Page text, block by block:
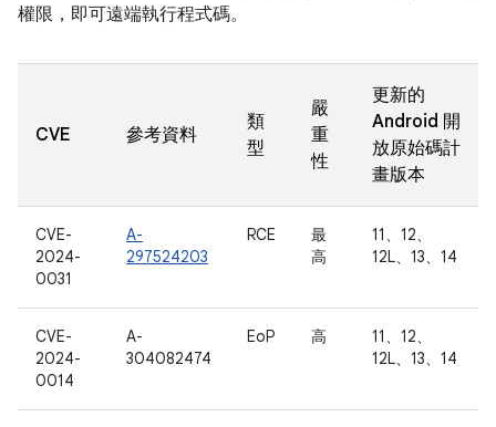
權限，即可遠端執行程式碼。
CVE 參考資料
類
型
嚴
重
性
更新的
Android 開
放原始碼計
畫版本
CVE-
2024-
0031
A-
297524203
RCE
最
高
11、12、
12L、13、14
CVE-
2024-
0014
A-
304082474
EoP 高
11、12、
12L、13、14